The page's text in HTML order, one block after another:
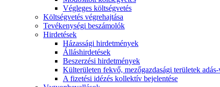
Végleges költségvetés
Költségvetés végrehajtása
Tevékenységi beszámolók
Hirdetések
Házassági hirdetmények
Álláshirdetések
Beszerzési hirdetmények
Külterületen fekvő, mezőgazdasági területek
A fizetési idézés kollektív bejelentése